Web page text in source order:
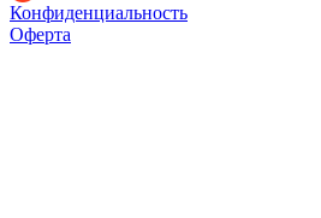
Конфиденциальность
Оферта